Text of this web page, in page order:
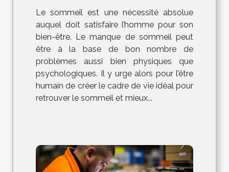
Le sommeil est une nécessité absolue
auquel doit satisfaire l’homme pour son
bien-être. Le manque de sommeil peut
être à la base de bon nombre de
problèmes aussi bien physiques que
psychologiques. Il y urge alors pour l’être
humain de créer le cadre de vie idéal pour
retrouver le sommeil et mieux...